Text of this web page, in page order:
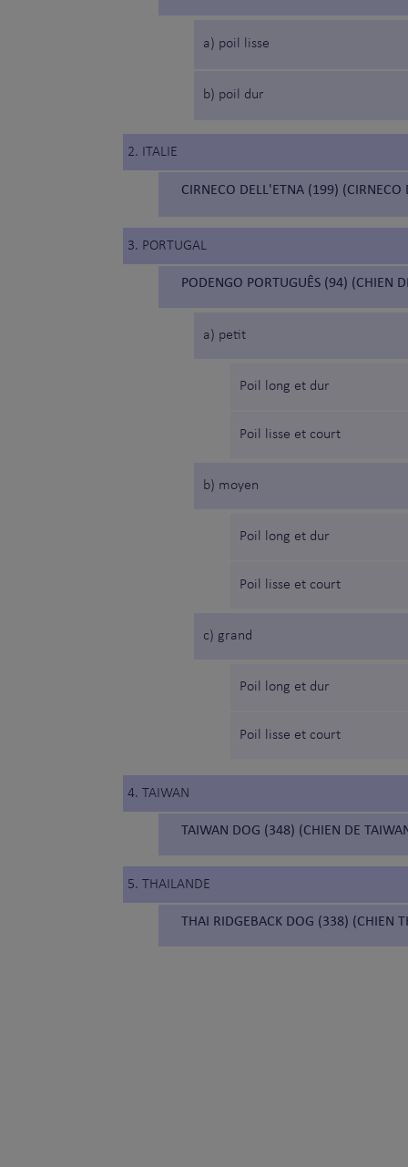
a) poil lisse
b) poil dur
2. ITALIE
CIRNECO DELL'ETNA (199) (CIRNECO
3. PORTUGAL
PODENGO PORTUGUÊS (94) (CHIEN
a) petit
Poil long et dur
Poil lisse et court
b) moyen
Poil long et dur
Poil lisse et court
c) grand
Poil long et dur
Poil lisse et court
4. TAIWAN
TAIWAN DOG (348) (CHIEN DE
5. THAILANDE
THAI RIDGEBACK DOG (338) (CHIEN